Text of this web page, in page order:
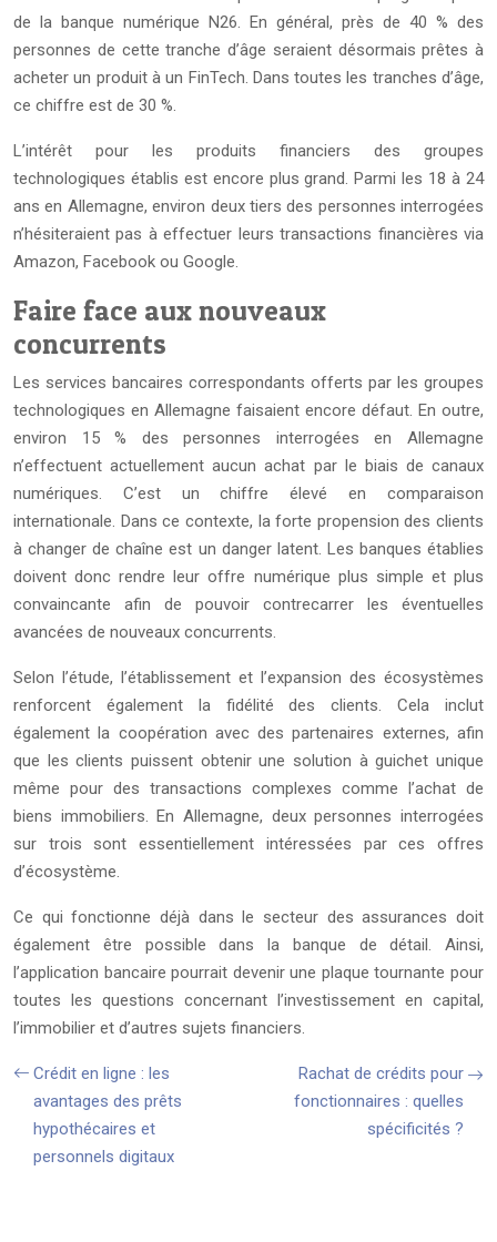
de la banque numérique N26. En général, près de 40 % des
personnes de cette tranche d’âge seraient désormais prêtes à
acheter un produit à un FinTech. Dans toutes les tranches d’âge,
ce chiffre est de 30 %.
L’intérêt pour les produits financiers des groupes
technologiques établis est encore plus grand. Parmi les 18 à 24
ans en Allemagne, environ deux tiers des personnes interrogées
n’hésiteraient pas à effectuer leurs transactions financières via
Amazon, Facebook ou Google.
Faire face aux nouveaux
concurrents
Les services bancaires correspondants offerts par les groupes
technologiques en Allemagne faisaient encore défaut. En outre,
environ 15 % des personnes interrogées en Allemagne
n’effectuent actuellement aucun achat par le biais de canaux
numériques. C’est un chiffre élevé en comparaison
internationale. Dans ce contexte, la forte propension des clients
à changer de chaîne est un danger latent. Les banques établies
doivent donc rendre leur offre numérique plus simple et plus
convaincante afin de pouvoir contrecarrer les éventuelles
avancées de nouveaux concurrents.
Selon l’étude, l’établissement et l’expansion des écosystèmes
renforcent également la fidélité des clients. Cela inclut
également la coopération avec des partenaires externes, afin
que les clients puissent obtenir une solution à guichet unique
même pour des transactions complexes comme l’achat de
biens immobiliers. En Allemagne, deux personnes interrogées
sur trois sont essentiellement intéressées par ces offres
d’écosystème.
Ce qui fonctionne déjà dans le secteur des assurances doit
également être possible dans la banque de détail. Ainsi,
l’application bancaire pourrait devenir une plaque tournante pour
toutes les questions concernant l’investissement en capital,
l’immobilier et d’autres sujets financiers.
Crédit en ligne : les
avantages des prêts
hypothécaires et
personnels digitaux
Rachat de crédits pour
fonctionnaires : quelles
spécificités ?